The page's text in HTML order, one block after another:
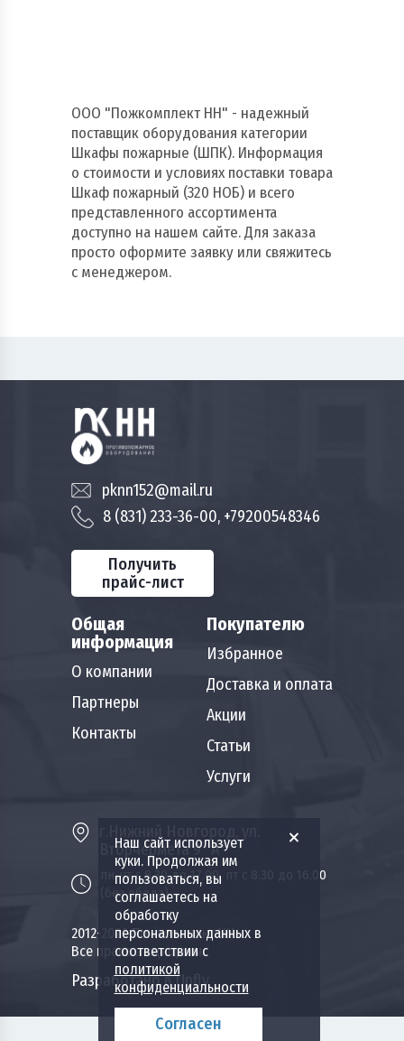
Наш сайт использует
куки. Продолжая им
пользоваться, вы
соглашаетесь на
обработку
персональных данных в
соответствии с
политикой
конфиденциальности
Согласен
ООО "Пожкомплект НН" - надежный
поставщик оборудования категории
Шкафы пожарные (ШПК). Информация
о стоимости и условиях поставки товара
Шкаф пожарный (320 НОБ) и всего
представленного ассортимента
доступно на нашем сайте. Для заказа
просто оформите заявку или свяжитесь
с менеджером.
Общая
информация
О компании
Партнеры
Контакты
Покупателю
Избранное
Доставка и оплата
Акции
Статьи
Услуги
pknn152@mail.ru
8 (831) 233-36-00, +79200548346
Получить
прайс-лист
Вторчермета 9 "А"
пн-чт с 8.30 до 17.00, пт с 8.30 до 16.00
(без обеда)
2012-2026 Пожкомплект НН.
Все права защищены.
Разработано в Upfly